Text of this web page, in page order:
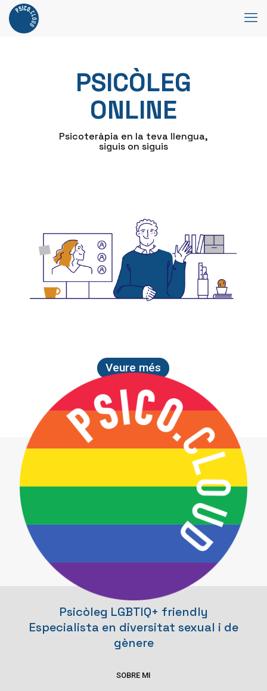
PSICÒLEG
ONLINE
Psicoteràpia en la teva llengua,
siguis on siguis
Veure més
Psicòleg LGBTIQ+ friendly
Especialista en diversitat sexual i de
gènere
SOBRE MI